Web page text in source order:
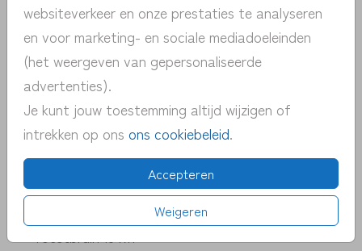
websiteverkeer en onze prestaties te analyseren
en voor marketing- en sociale mediadoeleinden
(het weergeven van gepersonaliseerde
advertenties).
Je kunt jouw toestemming altijd wijzigen of
intrekken op ons ons cookiebeleid.
Accepteren
Weigeren
> unieke ontwerpen met de hand
getekend
> persoonlijk contact | gratis advies
> snelle verzending NL | BE
> proefdruk v.a. 1 euro
> pas eenvoudig zelf het kaartje aan